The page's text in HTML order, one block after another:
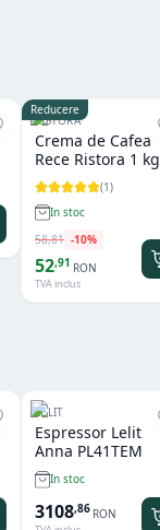
Reducere
RISTORA
Crema de Cafea
Rece Ristora 1 kg
(1)
In stoc
58,81 -10%
52,91 RON
TVA inclus
LELIT
Espressor Lelit
Anna PL41TEM
In stoc
3108,86 RON